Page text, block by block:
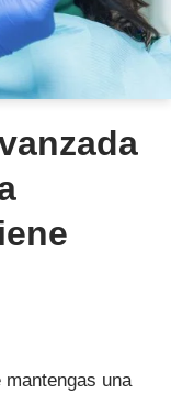
mantengas una